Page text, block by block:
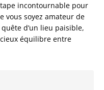
incontournable pour
vous soyez amateur de
d’un lieu paisible,
équilibre entre